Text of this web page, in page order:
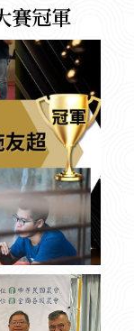
賽冠軍